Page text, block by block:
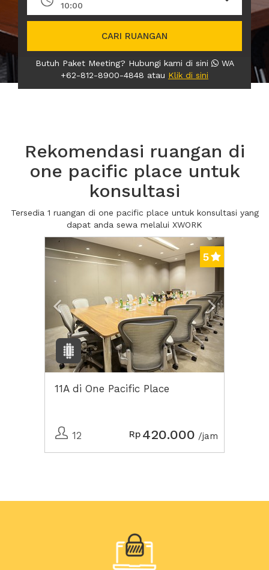
10:00
CARI RUANGAN
Butuh Paket Meeting? Hubungi kami di sini
WA
+62-812-8900-4848 atau Klik di sini
Rekomendasi ruangan di
one pacific place untuk
konsultasi
Tersedia 1 ruangan di one pacific place untuk konsultasi yang
dapat anda sewa melalui XWORK
Previous Next2
5
11A di One Pacific Place
12 Rp 420.000 /jam